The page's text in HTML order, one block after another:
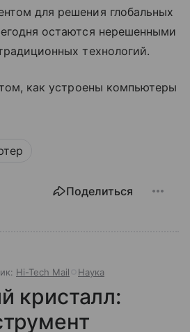
для решения глобальных
остаются нерешенными
технологий.
как устроены компьютеры
Поделиться
Hi-Tech Mail Наука
кристалл: